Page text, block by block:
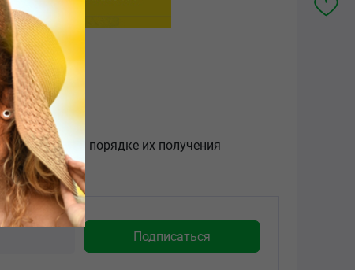
месте и порядке их получения